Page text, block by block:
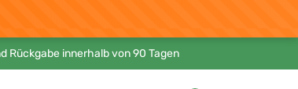
Rückgabe innerhalb von 90 Tagen